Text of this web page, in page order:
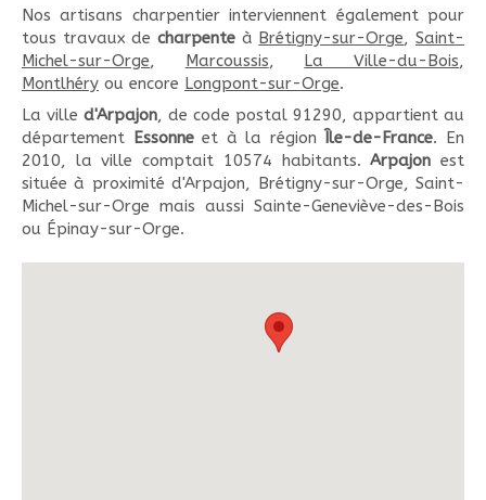
Nos artisans charpentier interviennent également pour
tous travaux de charpente à Brétigny-sur-Orge,Saint-
Michel-sur-Orge, Marcoussis, La Ville-du-Bois,
Montlhéry ou encore Longpont-sur-Orge.
La ville d'Arpajon, de code postal 91290, appartient au
département
Essonneet à la région Île-de-France. En
2010, la ville comptait 10574 habitants.Arpajon est
située à proximité d'Arpajon, Brétigny-sur-Orge, Saint-
Michel-sur-Orge mais aussi Sainte-Geneviève-des-Bois
ou Épinay-sur-Orge.